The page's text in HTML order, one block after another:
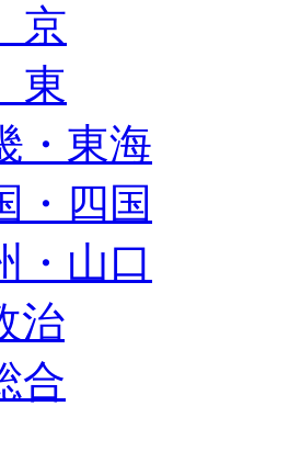
京
東
・東海
・四国
・山口
治
合